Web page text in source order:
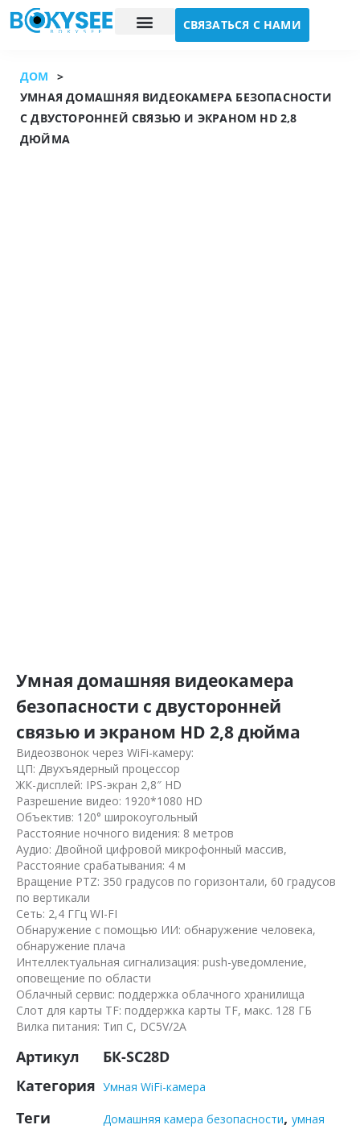
СВЯЗАТЬСЯ С НАМИ
ДОМ
>
УМНАЯ ДОМАШНЯЯ ВИДЕОКАМЕРА БЕЗОПАСНОСТИ
С ДВУСТОРОННЕЙ СВЯЗЬЮ И ЭКРАНОМ HD 2,8
ДЮЙМА
Умная домашняя видеокамера
безопасности с двусторонней
связью и экраном HD 2,8 дюйма
Видеозвонок через WiFi-камеру:
ЦП: Двухъядерный процессор
ЖК-дисплей: IPS-экран 2,8″ HD
Разрешение видео: 1920*1080 HD
Объектив: 120° широкоугольный
Расстояние ночного видения: 8 метров
Аудио: Двойной цифровой микрофонный массив,
Расстояние срабатывания: 4 м
Вращение PTZ: 350 градусов по горизонтали, 60 градусов
по вертикали
Сеть: 2,4 ГГц WI-FI
Обнаружение с помощью ИИ: обнаружение человека,
обнаружение плача
Интеллектуальная сигнализация: push-уведомление,
оповещение по области
Облачный сервис: поддержка облачного хранилища
Слот для карты TF: поддержка карты TF, макс. 128 ГБ
Вилка питания: Тип C, DC5V/2A
Артикул
БК-SC28D
Категория Умная WiFi-камера
Теги Домашняя камера безопасности, умная